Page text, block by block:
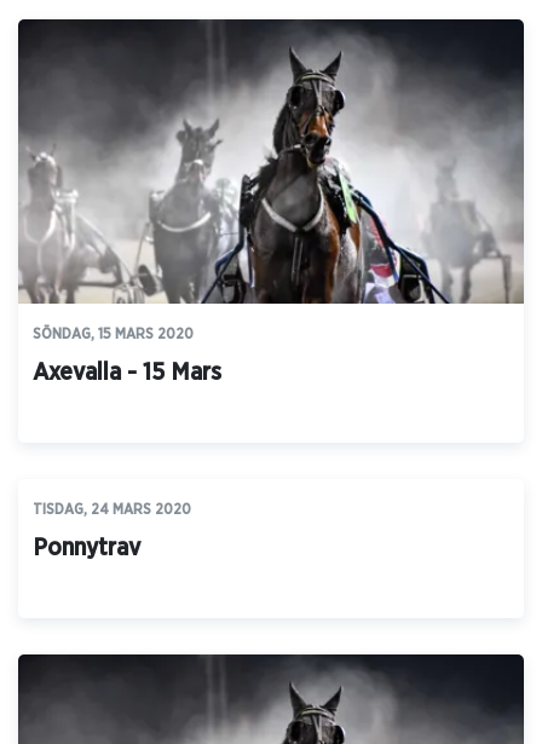
SÖNDAG, 15 MARS 2020
Axevalla - 15 Mars
TISDAG, 24 MARS 2020
Ponnytrav